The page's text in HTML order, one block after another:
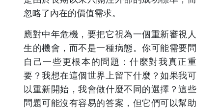
忽略了內在的價值需求。
應對中年危機，要把它視為一個重新審視人
生的機會，而不是一種病態。你可能需要問
自己一些更根本的問題：什麼對我真正重
要？我想在這個世界上留下什麼？如果我可
以重新開始，我會做什麼不同的選擇？這些
問題可能沒有容易的答案，但它們可以幫助